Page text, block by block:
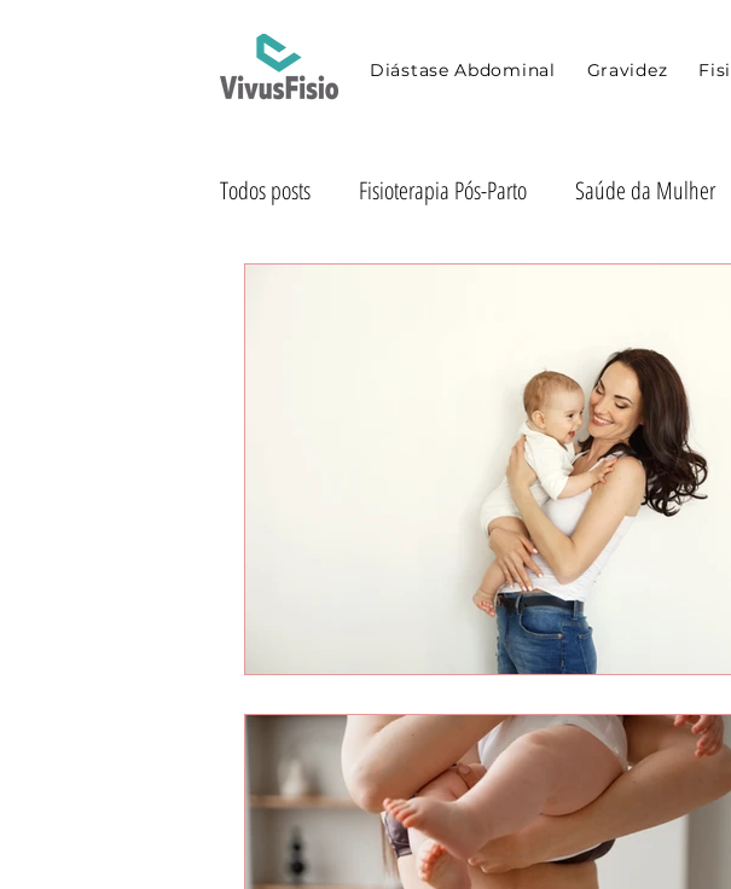
Diástase Abdominal Gravidez
Todos posts Fisioterapia Pós-Parto Saúde da Mulher
Saúde e Mobilidade